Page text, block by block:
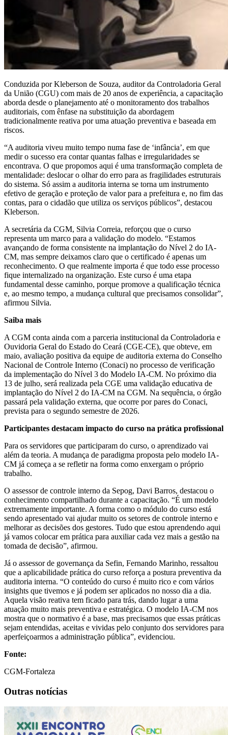
Conduzida por Kleberson de Souza, auditor da Controladoria Geral
da União (CGU) com mais de 20 anos de experiência, a capacitação
aborda desde o planejamento até o monitoramento dos trabalhos
auditoriais, com ênfase na substituição da abordagem
tradicionalmente reativa por uma atuação preventiva e baseada em
riscos.
“A auditoria viveu muito tempo numa fase de ‘infância’, em que
medir o sucesso era contar quantas falhas e irregularidades se
encontrava. O que propomos aqui é uma transformação completa de
mentalidade: deslocar o olhar do erro para as fragilidades estruturais
do sistema. Só assim a auditoria interna se torna um instrumento
efetivo de geração e proteção de valor para a prefeitura e, no fim das
contas, para o cidadão que utiliza os serviços públicos”, destacou
Kleberson.
A secretária da CGM, Silvia Correia, reforçou que o curso
representa um marco para a validação do modelo. “Estamos
avançando de forma consistente na implantação do Nível 2 do IA-
CM, mas sempre deixamos claro que o certificado é apenas um
reconhecimento. O que realmente importa é que todo esse processo
fique internalizado na organização. Este curso é uma etapa
fundamental desse caminho, porque promove a qualificação técnica
e, ao mesmo tempo, a mudança cultural que precisamos consolidar”,
afirmou Silvia.
Saiba mais
A CGM conta ainda com a parceria institucional da Controladoria e
Ouvidoria Geral do Estado do Ceará (CGE-CE), que obteve, em
maio, avaliação positiva da equipe de auditoria externa do Conselho
Nacional de Controle Interno (Conaci) no processo de verificação
da implementação do Nível 3 do Modelo IA-CM. No próximo dia
13 de julho, será realizada pela CGE uma validação educativa de
implantação do Nível 2 do IA-CM na CGM. Na sequência, o órgão
passará pela validação externa, que ocorre por pares do Conaci,
prevista para o segundo semestre de 2026.
Participantes destacam impacto do curso na prática profissional
Para os servidores que participaram do curso, o aprendizado vai
além da teoria. A mudança de paradigma proposta pelo modelo IA-
CM já começa a se refletir na forma como enxergam o próprio
trabalho.
O assessor de controle interno da Sepog, Davi Barros, destacou o
conhecimento compartilhado durante a capacitação. “É um modelo
extremamente importante. A forma como o módulo do curso está
sendo apresentado vai ajudar muito os setores de controle interno e
melhorar as decisões dos gestores. Tudo que estou aprendendo aqui
já vamos colocar em prática para auxiliar cada vez mais a gestão na
tomada de decisão”, afirmou.
Já o assessor de governança da Sefin, Fernando Marinho, ressaltou
que a aplicabilidade prática do curso reforça a postura preventiva da
auditoria interna. “O conteúdo do curso é muito rico e com vários
insights que tivemos e já podem ser aplicados no nosso dia a dia.
Aquela visão reativa tem ficado para trás, dando lugar a uma
atuação muito mais preventiva e estratégica. O modelo IA-CM nos
mostra que o normativo é a base, mas precisamos que essas práticas
sejam entendidas, aceitas e vividas pelo conjunto dos servidores para
aperfeiçoarmos a administração pública”, evidenciou.
Fonte:
CGM-Fortaleza
Outras notícias